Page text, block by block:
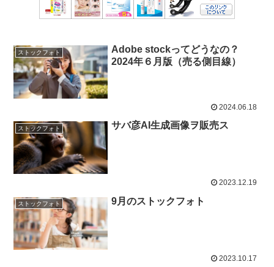
ストックフォト
Adobe stockってどうなの？
2024年６月版（売る側目線）
2024.06.18
ストックフォト サバ彦AI生成画像ヲ販売ス
2023.12.19
ストックフォト 9月のストックフォト
2023.10.17